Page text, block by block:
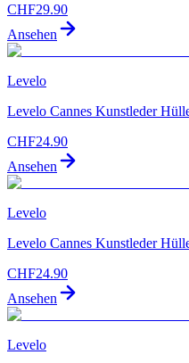
CHF29.90
Ansehen
Levelo
Levelo Cannes Kunstleder
CHF24.90
Ansehen
Levelo
Levelo Cannes Kunstleder
CHF24.90
Ansehen
Levelo